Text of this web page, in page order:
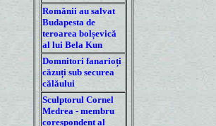
Românii au salvat
Budapesta de
teroarea bolșevică
al lui Bela Kun
Domnitori fanarioți
căzuți sub securea
călăului
Sculptorul Cornel
Medrea - membru
corespondent al